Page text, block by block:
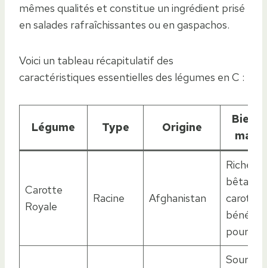
mêmes qualités et constitue un ingrédient prisé
en salades rafraîchissantes ou en gaspachos.
Voici un tableau récapitulatif des
caractéristiques essentielles des légumes en C :
Légume Type Origine
Carotte
Royale
Racine Afghanistan
Riche en
bêta-
pour la
Source